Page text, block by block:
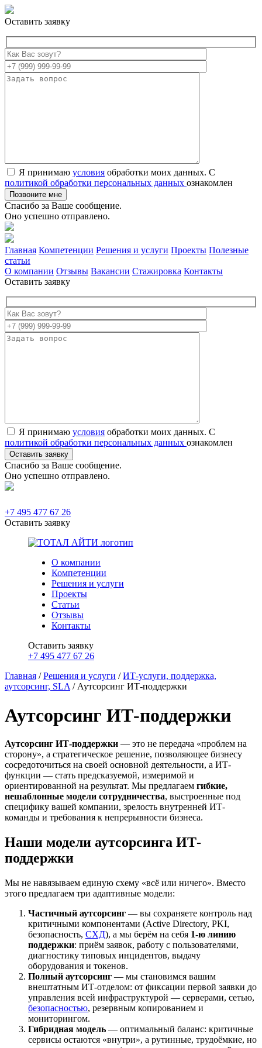
Оставить заявку
Я принимаю условия обработки моих данных. С
политикой обработки персональных данных ознакомлен
Спасибо за Ваше сообщение.
Оно успешно отправлено.
Главная Компетенции Решения и услуги Проекты Полезные
статьи
О компании Отзывы Вакансии Стажировка Контакты
Оставить заявку
Я принимаю условия обработки моих данных. С
политикой обработки персональных данных ознакомлен
Спасибо за Ваше сообщение.
Оно успешно отправлено.
+7 495 477 67 26
Оставить заявку
О компании
Компетенции
Решения и услуги
Проекты
Статьи
Отзывы
Контакты
Оставить заявку
+7 495 477 67 26
Главная /Решения и услуги /ИТ-услуги, поддержка,
аутсорсинг, SLA / Аутсорсинг ИТ-поддержки
Аутсорсинг ИТ-поддержки
Аутсорсинг ИТ-поддержки — это не передача «проблем на
сторону», а стратегическое решение, позволяющее бизнесу
сосредоточиться на своей основной деятельности, а ИТ-
функции — стать предсказуемой, измеримой и
ориентированной на результат. Мы предлагаем гибкие,
нешаблонные модели сотрудничества, выстроенные под
специфику вашей компании, зрелость внутренней ИТ-
команды и требования к непрерывности бизнеса.
Наши модели аутсорсинга ИТ-
поддержки
Мы не навязываем единую схему «всё или ничего». Вместо
этого предлагаем три адаптивные модели:
Частичный аутсорсинг — вы сохраняете контроль над
критичными компонентами (Active Directory, PKI,
безопасность, СХД), а мы берём на себя 1-ю линию
поддержки: приём заявок, работу с пользователями,
диагностику типовых инцидентов, выдачу
оборудования и токенов.
Полный аутсорсинг — мы становимся вашим
внештатным ИТ-отделом: от фиксации первой заявки до
управления всей инфраструктурой — серверами, сетью,
безопасностью, резервным копированием и
мониторингом.
Гибридная модель — оптимальный баланс: критичные
сервисы остаются «внутри», а рутинные, трудоёмкие, но